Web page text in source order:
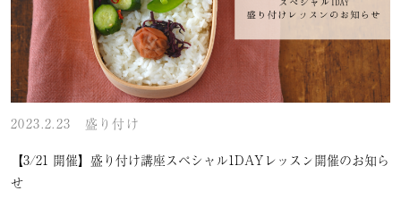
2023.2.23 盛り付け
【3/21 開催】盛り付け講座スペシャル1DAYレッスン開催のお知ら
せ